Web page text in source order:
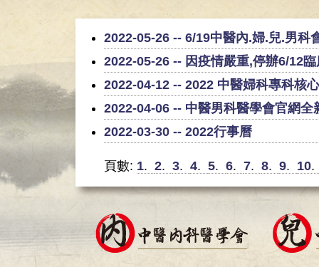
2022-05-26 -- 6/19中醫內.婦.兒.男科
2022-05-26 -- 因疫情嚴重,停辦6/12
2022-04-12 -- 2022 中醫婦科專科核
2022-04-06 -- 中醫男科醫學會官網
2022-03-30 -- 2022行事曆
頁數: 1. 2. 3. 4. 5. 6. 7. 8. 9. 10.